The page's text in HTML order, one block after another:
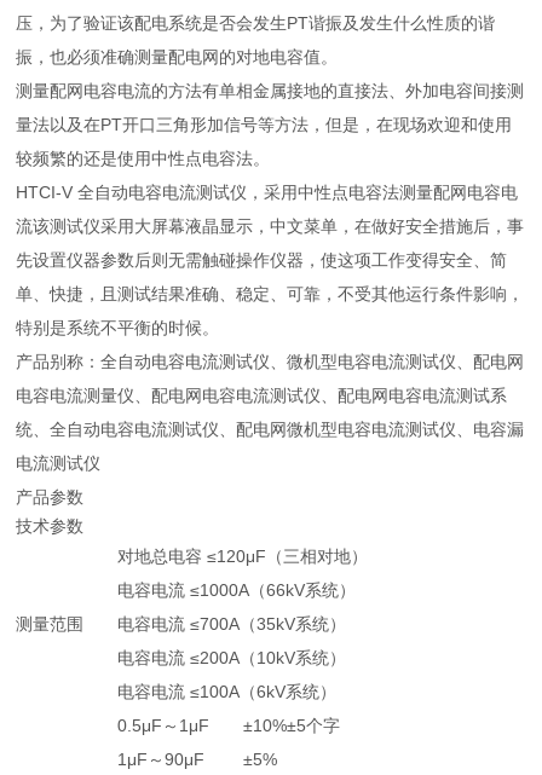
压，为了验证该配电系统是否会发生PT谐振及发生什么性质的谐
振，也必须准确测量配电网的对地电容值。
测量配网电容电流的方法有单相金属接地的直接法、外加电容间接测
量法以及在PT开口三角形加信号等方法，但是，在现场欢迎和使用
较频繁的还是使用中性点电容法。
HTCI-V 全自动电容电流测试仪，采用中性点电容法测量配网电容电
流该测试仪采用大屏幕液晶显示，中文菜单，在做好安全措施后，事
先设置仪器参数后则无需触碰操作仪器，使这项工作变得安全、简
单、快捷，且测试结果准确、稳定、可靠，不受其他运行条件影响，
特别是系统不平衡的时候。
产品别称：全自动电容电流测试仪、微机型电容电流测试仪、配电网
电容电流测量仪、配电网电容电流测试仪、配电网电容电流测试系
统、全自动电容电流测试仪、配电网微机型电容电流测试仪、电容漏
电流测试仪
产品参数
技术参数
测量范围
对地总电容 ≤120μF（三相对地）
电容电流 ≤1000A（66kV系统）
电容电流 ≤700A（35kV系统）
电容电流 ≤200A（10kV系统）
电容电流 ≤100A（6kV系统）
0.5μF～1μF ±10%±5个字
1μF～90μF ±5%